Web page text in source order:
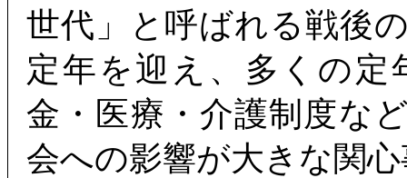
世代」と呼ばれる戦後
定年を迎え、多くの
金・医療・介護制度な
会への影響が大きな関